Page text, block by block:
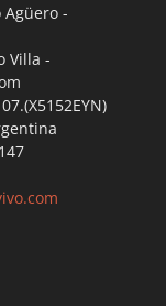
-
Villa -